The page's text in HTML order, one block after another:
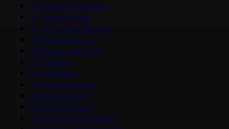
# Главные Сериалы
# Саша Петров
# Смотреть фильмы
# Юра Борисов
# Мария Аронова
# Трейлер
# Рецензия
# После Фишера
# Война и Мир
# Новости кино
#Андрей Золотарев